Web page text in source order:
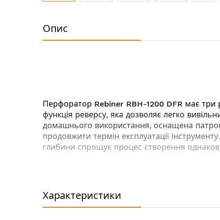
початку
галереї
Опис
Перфоратор Rebiner RBH-1200 DFR має три
функція реверсу, яка дозволяє легко
домашнього використання, оснащена
продовжити термін експлуатації
глибини спрощує процес створення
Запобіжна муфта - для захисту
Характеристики